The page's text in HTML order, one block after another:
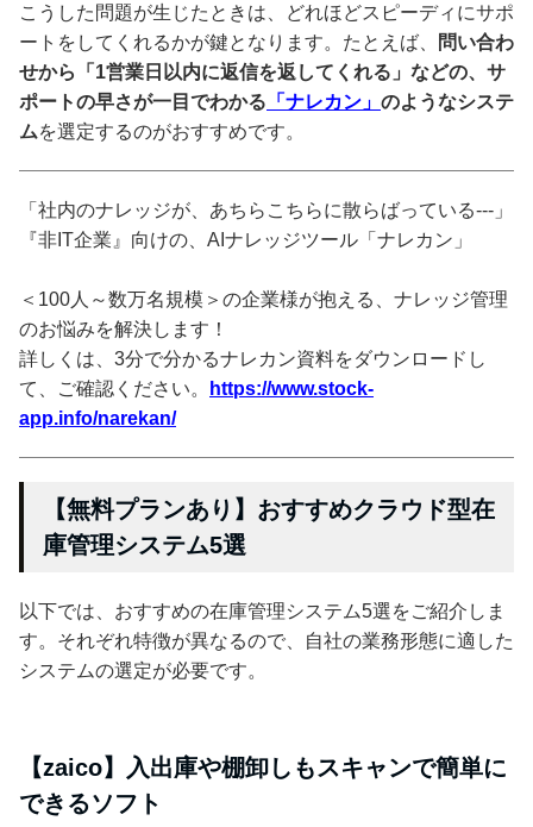
こうした問題が生じたときは、どれほどスピーディにサポ
ートをしてくれるかが鍵となります。たとえば、
問い合わ
せから「1営業日以内に返信を返してくれる」などの、サ
ポートの早さが一目でわかる 「ナレカン」 のようなシステ
ムを選定するのがおすすめです。
「社内のナレッジが、あちらこちらに散らばっている---」
『非IT企業』向けの、AIナレッジツール「ナレカン」
＜100人～数万名規模＞の企業様が抱える、ナレッジ管理
のお悩みを解決します！
詳しくは、3分で分かるナレカン資料をダウンロードし
て、ご確認ください。
https://www.stock-
app.info/narekan/
【無料プランあり】おすすめクラウド型在
庫管理システム5選
以下では、おすすめの在庫管理システム5選をご紹介しま
す。それぞれ特徴が異なるので、自社の業務形態に適した
システムの選定が必要です。
【zaico】入出庫や棚卸しもスキャンで簡単に
できるソフト